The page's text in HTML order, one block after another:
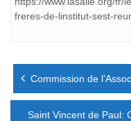
freres-de-linstitut-sest-
Navigation
l’article
Commission de
Saint Vincent de Paul: